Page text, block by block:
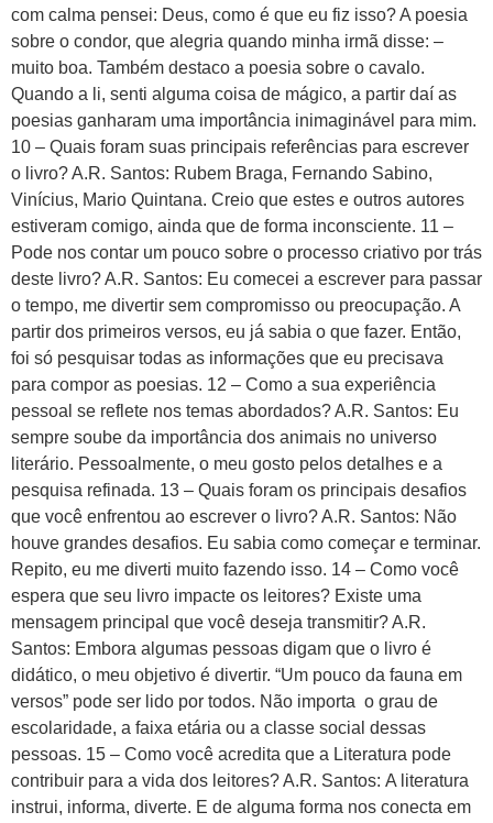
com calma pensei: Deus, como é que eu fiz isso? A poesia
sobre o condor, que alegria quando minha irmã disse: –
muito boa. Também destaco a poesia sobre o cavalo.
Quando a li, senti alguma coisa de mágico, a partir daí as
poesias ganharam uma importância inimaginável para mim.
10 – Quais foram suas principais referências para escrever
o livro? A.R. Santos: Rubem Braga, Fernando Sabino,
Vinícius, Mario Quintana. Creio que estes e outros autores
estiveram comigo, ainda que de forma inconsciente. 11 –
Pode nos contar um pouco sobre o processo criativo por trás
deste livro? A.R. Santos: Eu comecei a escrever para passar
o tempo, me divertir sem compromisso ou preocupação. A
partir dos primeiros versos, eu já sabia o que fazer. Então,
foi só pesquisar todas as informações que eu precisava
para compor as poesias. 12 – Como a sua experiência
pessoal se reflete nos temas abordados? A.R. Santos: Eu
sempre soube da importância dos animais no universo
literário. Pessoalmente, o meu gosto pelos detalhes e a
pesquisa refinada. 13 – Quais foram os principais desafios
que você enfrentou ao escrever o livro? A.R. Santos: Não
houve grandes desafios. Eu sabia como começar e terminar.
Repito, eu me diverti muito fazendo isso. 14 – Como você
espera que seu livro impacte os leitores? Existe uma
mensagem principal que você deseja transmitir? A.R.
Santos: Embora algumas pessoas digam que o livro é
didático, o meu objetivo é divertir. “Um pouco da fauna em
versos” pode ser lido por todos. Não importa o grau de
escolaridade, a faixa etária ou a classe social dessas
pessoas. 15 – Como você acredita que a Literatura pode
contribuir para a vida dos leitores? A.R. Santos: A literatura
instrui, informa, diverte. E de alguma forma nos conecta em